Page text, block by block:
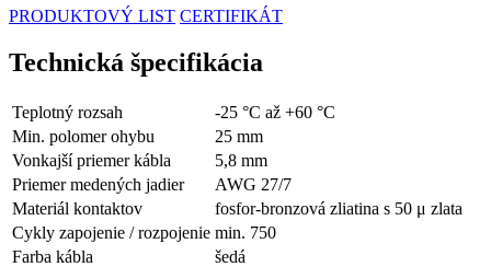
PRODUKTOVÝ LIST CERTIFIKÁT
Technická špecifikácia
Teplotný rozsah
-25 °C až +60 °C
Min. polomer ohybu
25 mm
Vonkajší priemer kábla
5,8 mm
Priemer medených jadier
AWG 27/7
Materiál kontaktov
fosfor-bronzová zliatina s 50 μ zlata
Cykly zapojenie / rozpojenie min. 750
Farba kábla
šedá